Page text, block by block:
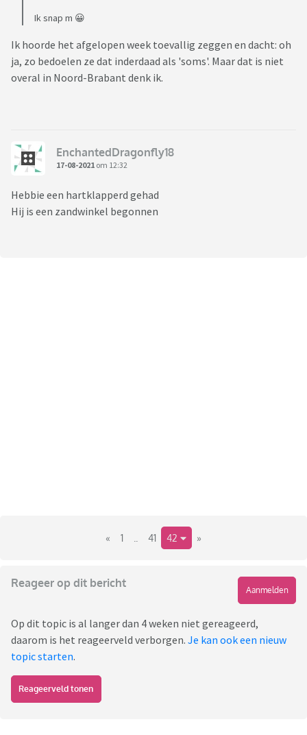
Ik snap m 😀
Ik hoorde het afgelopen week toevallig zeggen en dacht: oh
ja, zo bedoelen ze dat inderdaad als 'soms'. Maar dat is niet
overal in Noord-Brabant denk ik.
EnchantedDragonfly18
17-08-2021 om 12:32
Hebbie een hartklapperd gehad
Hij is een zandwinkel begonnen
« 1 41 42 »
Reageer op dit bericht
Aanmelden
Op dit topic is al langer dan 4 weken niet gereageerd,
daarom is het reageerveld verborgen. Je kan ook een nieuw
topic starten.
Reageerveld tonen